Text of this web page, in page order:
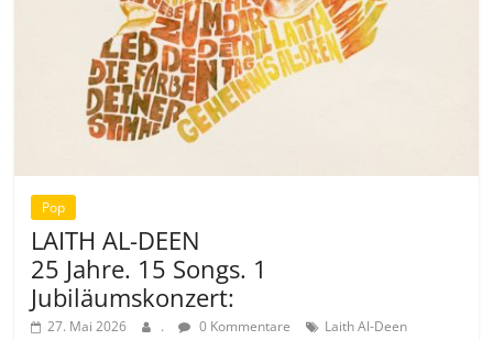
Pop
LAITH AL-DEEN
25 Jahre. 15 Songs. 1
Jubiläumskonzert:
27. Mai 2026 . 0 Kommentare Laith Al-Deen